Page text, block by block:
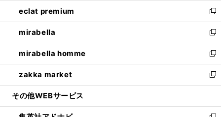
く
で
開
く
ド
ウ
で
開
く
ウ
ィ
ン
ド
ウ
で
開
く
し
い
ウ
ィ
ン
ド
ウ
で
開
eclat premium
新
し
い
ウ
ィ
ン
ド
ウ
開
mirabella
新
し
い
ウ
ィ
ン
ウ
mirabella homme
新
し
い
ウ
ン
zakka market
新
し
ウ
その他WEBサービス